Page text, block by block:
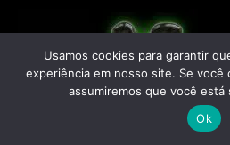
Usamos cookies para garantir
experiência em nosso site. Se
assumiremos que você
Ok